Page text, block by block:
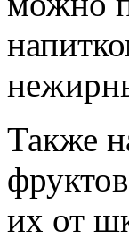
Также
их от